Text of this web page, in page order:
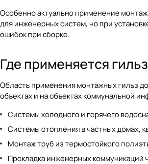
Особенно актуально применение
для инженерных систем, но при
ошибок при сборке.
Где применяется
Область применения монтажных гильз
объектах и на объектах коммунальной
Системы холодного и горячего
Системы отопления в частных домах,
Монтаж труб из термостойкого
Прокладка инженерных коммуникаций